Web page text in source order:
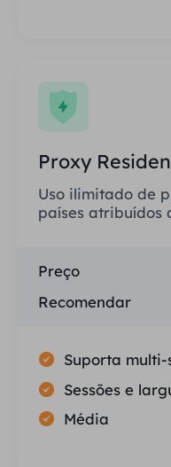
Proxy
Uso ilimitado de
países atribuídos
Preço
Recomendar
Suporta
Sessões e
Média